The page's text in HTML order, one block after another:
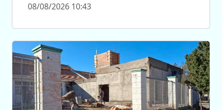
08/08/2026 10:43